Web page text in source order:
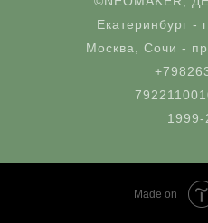
Екатеринбург -
Москва, Сочи -
1999-
Made on